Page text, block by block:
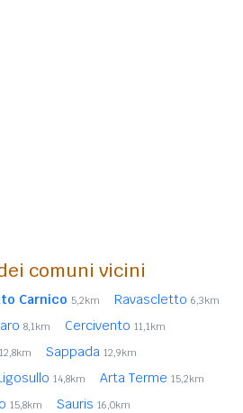
comuni vicini
Carnico 5,2km Ravascletto 6,3km
8,1km Cercivento 11,1km
12,8km Sappada 12,9km
14,8km Arta Terme 15,2km
15,8km Sauris 16,0km